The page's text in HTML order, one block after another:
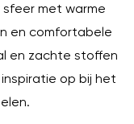
met warme
en comfortabele
en zachte stoffen
op bij het